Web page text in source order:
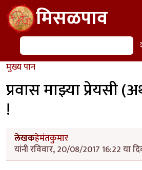
Skip to main contentमिसळपाव
शोध
मुख्य पान
प्रवास माझ्या प्रेयसी
!
लेखकहेमंतकुमार
यांनी रविवार, 20/08/2017 16:22 या